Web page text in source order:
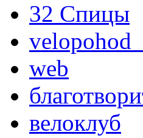
32 Спицы
web
велоклуб